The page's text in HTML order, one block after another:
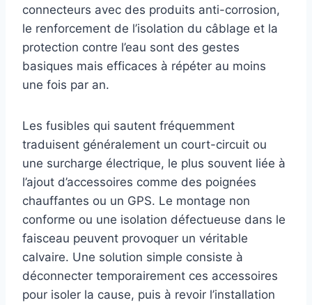
connecteurs avec des produits anti-corrosion,
le renforcement de l’isolation du câblage et la
protection contre l’eau sont des gestes
basiques mais efficaces à répéter au moins
une fois par an.
Les fusibles qui sautent fréquemment
traduisent généralement un court-circuit ou
une surcharge électrique, le plus souvent liée à
l’ajout d’accessoires comme des poignées
chauffantes ou un GPS. Le montage non
conforme ou une isolation défectueuse dans le
faisceau peuvent provoquer un véritable
calvaire. Une solution simple consiste à
déconnecter temporairement ces accessoires
pour isoler la cause, puis à revoir l’installation